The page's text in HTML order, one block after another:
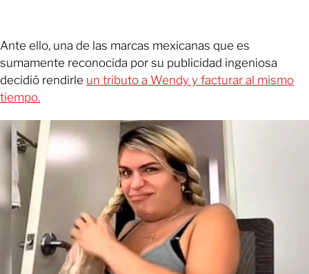
Ante ello, una de las marcas mexicanas que es
sumamente reconocida por su publicidad ingeniosa
decidió rendirle un tributo a Wendy y facturar al mismo
tiempo.